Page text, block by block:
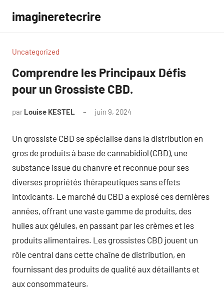
contenu
imagineretecrire
Uncategorized
Comprendre les Principaux Défis
pour un Grossiste CBD.
par Louise KESTEL juin 9, 2024
Un grossiste CBD se spécialise dans la distribution en
gros de produits à base de cannabidiol (CBD), une
substance issue du chanvre et reconnue pour ses
diverses propriétés thérapeutiques sans effets
intoxicants. Le marché du CBD a explosé ces dernières
années, offrant une vaste gamme de produits, des
huiles aux gélules, en passant par les crèmes et les
produits alimentaires. Les grossistes CBD jouent un
rôle central dans cette chaîne de distribution, en
fournissant des produits de qualité aux détaillants et
aux consommateurs.